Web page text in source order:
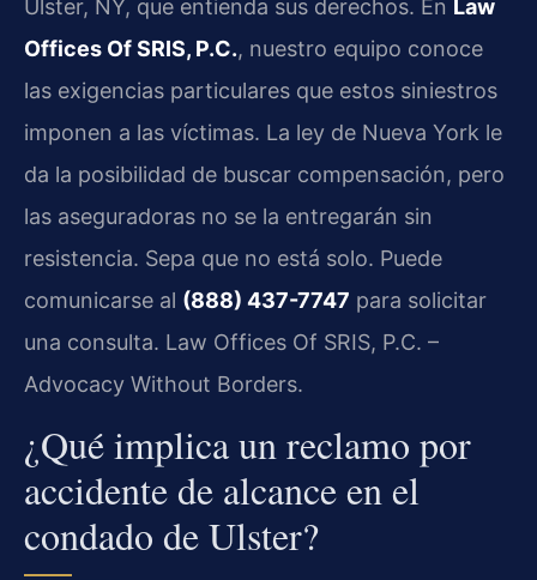
Ulster, NY, que entienda sus derechos. En Law
Offices Of SRIS, P.C., nuestro equipo conoce
las exigencias particulares que estos siniestros
imponen a las víctimas. La ley de Nueva York le
da la posibilidad de buscar compensación, pero
las aseguradoras no se la entregarán sin
resistencia. Sepa que no está solo. Puede
comunicarse al (888) 437-7747 para solicitar
una consulta. Law Offices Of SRIS, P.C. –
Advocacy Without Borders.
¿Qué implica un reclamo por
accidente de alcance en el
condado de Ulster?